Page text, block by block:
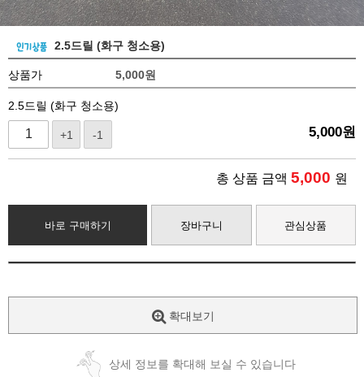
2.5드릴 (화구 청소용)
상품가 5,000원
2.5드릴 (화구 청소용)
+1 -1 5,000원
총 상품 금액 5,000 원
바로 구매하기 장바구니 관심상품
확대보기
상세 정보를 확대해 보실 수 있습니다